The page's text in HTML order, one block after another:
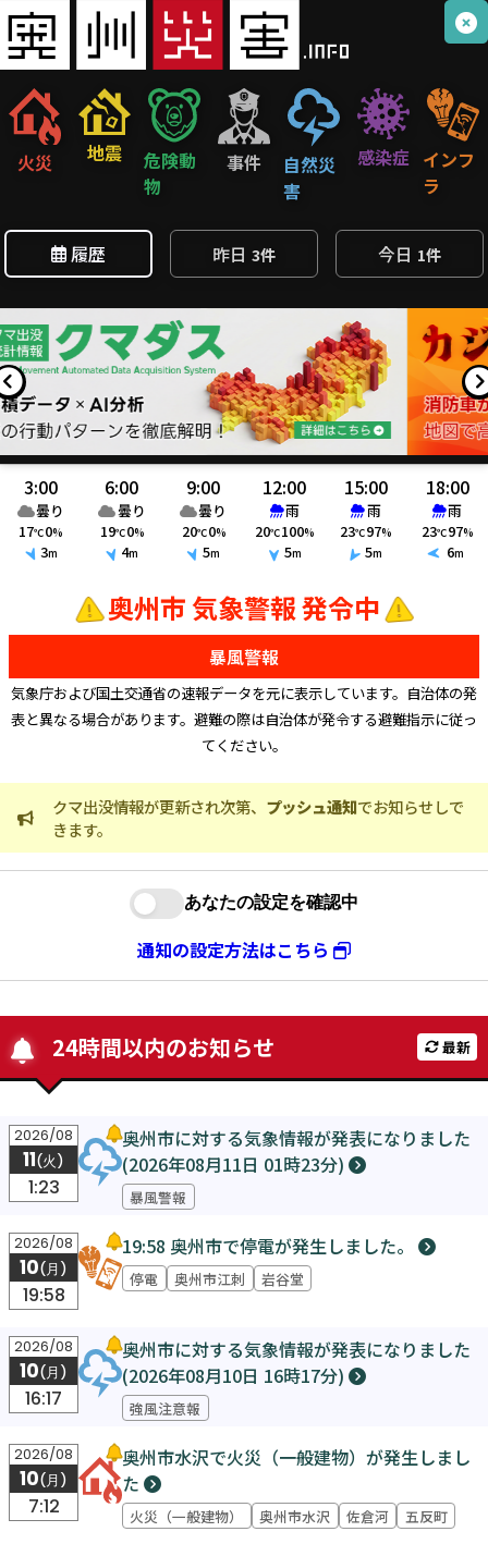
火災 地震
危険動
物
事件
自然災
害
感染症 インフ
ラ
履歴 昨日 3件 今日 1件
3:00
曇り
17℃0%
3m
6:00
曇り
19℃0%
4m
9:00
曇り
20℃0%
5m
12:00
雨
20℃100%
5m
15:00
雨
23℃97%
5m
18:00
雨
23℃97%
6m
奥州市 気象警報 発令中
暴風警報
気象庁および国土交通省の速報データを元に表示しています。自治体の発
表と異なる場合があります。避難の際は自治体が発令する避難指示に従っ
てください。
クマ出没情報が更新され次第、プッシュ通知でお知らせしで
きます。
火災
このブラウザは
通知機能に対応していません
通知の設定方法はこちら
24時間以内のお知らせ 最新
2026/08
11(火)
1:23
奥州市に対する気象情報が発表になりました
(2026年08月11日 01時23分)
暴風警報
2026/08
10(月)
19:58
19:58 奥州市で停電が発生しました。
停電 奥州市江刺 岩谷堂
2026/08
10(月)
16:17
奥州市に対する気象情報が発表になりました
(2026年08月10日 16時17分)
強風注意報
2026/08
10(月)
7:12
奥州市水沢で火災（一般建物）が発生しまし
た
火災（一般建物） 奥州市水沢 佐倉河 五反町